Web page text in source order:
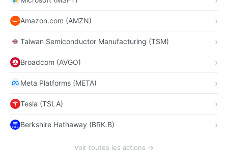
Amazon.com (AMZN)
Taiwan Semiconductor Manufacturing (TSM)
Broadcom (AVGO)
Meta Platforms (META)
Tesla (TSLA)
Berkshire Hathaway (BRK.B)
Voir toutes les actions →